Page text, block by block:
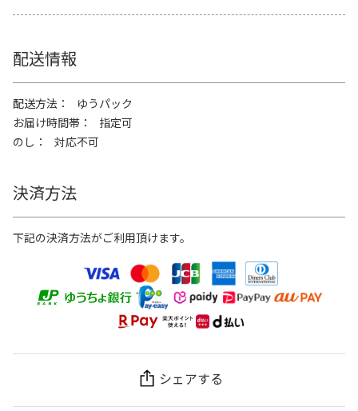
配送情報
配送方法
ゆうパック
お届け時間帯
指定可
のし
対応不可
決済方法
下記の決済方法がご利用頂けます。
シェアする